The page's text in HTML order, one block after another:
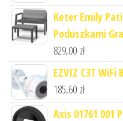
Keter Emily
Poduszkami
829,00 zł
EZVIZ C3T WiFi
185,60 zł
Axis 01761 001